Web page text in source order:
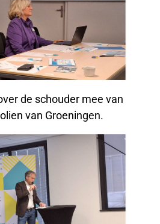
de schouder mee van
van Groeningen.